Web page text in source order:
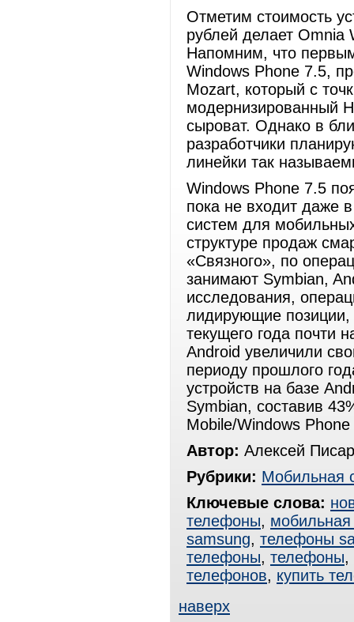
Отметим стоимость
рублей делает Omnia
Напомним, что
Windows Phone 7.5,
Mozart, который с
модернизированный
сыроват. Однако в
разработчики
линейки так
Windows Phone 7.5
пока не входит даже
систем для
структуре продаж
«Связного», по
занимают Symbian,
исследования,
лидирующие позиции,
текущего года почти
Android увеличили
периоду прошлого
устройств на базе
Symbian, составив
Mobile/Windows
Автор: Алексей
Рубрики: Мобильная
Ключевые слова:
телефоны, мобильная
samsung, телефоны
телефоны, телефоны,
телефонов, купить
наверх